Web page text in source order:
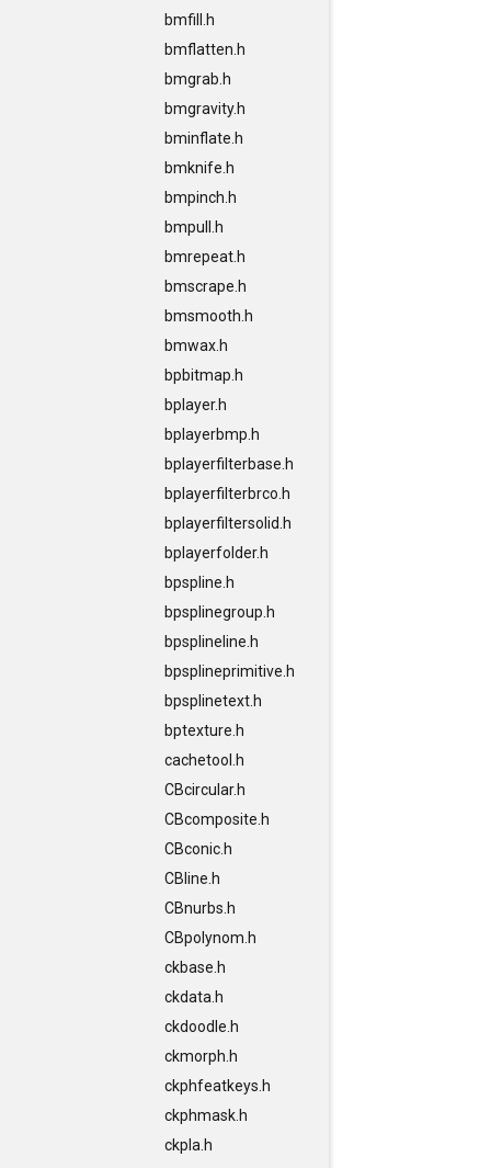
bmfill.h
bmflatten.h
bmgrab.h
bmgravity.h
bminflate.h
bmknife.h
bmpinch.h
bmpull.h
bmrepeat.h
bmscrape.h
bmsmooth.h
bmwax.h
bpbitmap.h
bplayer.h
bplayerbmp.h
bplayerfilterbase.h
bplayerfilterbrco.h
bplayerfiltersolid.h
bplayerfolder.h
bpspline.h
bpsplinegroup.h
bpsplineline.h
bpsplineprimitive.h
bpsplinetext.h
bptexture.h
cachetool.h
CBcircular.h
CBcomposite.h
CBconic.h
CBline.h
CBnurbs.h
CBpolynom.h
ckbase.h
ckdata.h
ckdoodle.h
ckmorph.h
ckphfeatkeys.h
ckphmask.h
ckpla.h